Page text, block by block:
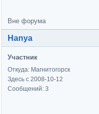
Вне форума
Hanya
Участник
Откуда: Магнитогорск
Здесь с 2008-10-12
Сообщений: 3